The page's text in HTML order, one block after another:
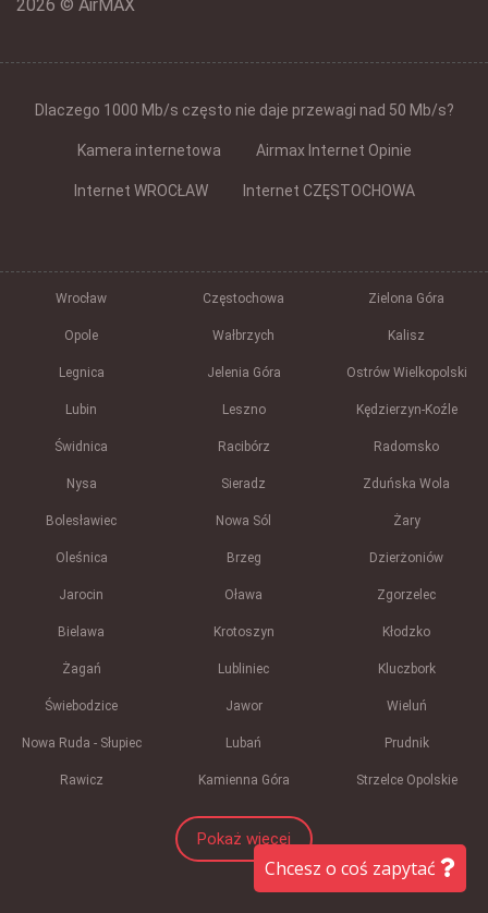
2026 © AirMAX
Dlaczego 1000 Mb/s często nie daje przewagi nad 50 Mb/s?
Kamera internetowa Airmax Internet Opinie
Internet WROCŁAW Internet CZĘSTOCHOWA
Wrocław Częstochowa Zielona Góra
Opole Wałbrzych Kalisz
Legnica Jelenia Góra Ostrów Wielkopolski
Lubin Leszno Kędzierzyn-Koźle
Świdnica Racibórz Radomsko
Nysa Sieradz Zduńska Wola
Bolesławiec Nowa Sól Żary
Oleśnica Brzeg Dzierżoniów
Jarocin Oława Zgorzelec
Bielawa Krotoszyn Kłodzko
Żagań Lubliniec Kluczbork
Świebodzice Jawor Wieluń
Nowa Ruda - Słupiec Lubań Prudnik
Rawicz Kamienna Góra Strzelce Opolskie
Pokaż więcej
Chcesz o coś zapytać